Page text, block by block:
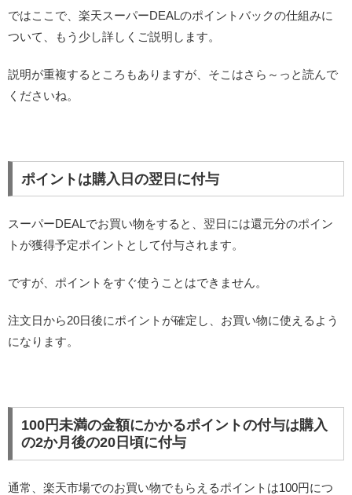
ではここで、楽天スーパーDEALのポイントバックの仕組みに
ついて、もう少し詳しくご説明します。
説明が重複するところもありますが、そこはさら～っと読んで
くださいね。
ポイントは購入日の翌日に付与
スーパーDEALでお買い物をすると、翌日には還元分のポイン
トが獲得予定ポイントとして付与されます。
ですが、ポイントをすぐ使うことはできません。
注文日から20日後にポイントが確定し、お買い物に使えるよう
になります。
100円未満の金額にかかるポイントの付与は購入
の2か月後の20日頃に付与
通常、楽天市場でのお買い物でもらえるポイントは100円につ